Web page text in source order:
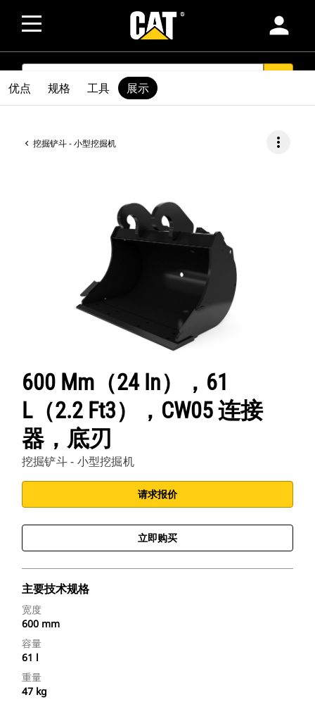
person
SEARCH
挖掘铲斗 - 小型挖掘机 more_vert
600 Mm（24 In），61
L（2.2 Ft3），CW05 连接
器，底刃
挖掘铲斗 - 小型挖掘机
请求报价
立即购买
主要技术规格
宽度
600 mm
容量
61 l
重量
47 kg
优点 规格 工具 展示